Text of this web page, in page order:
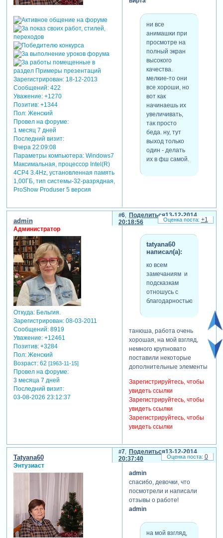
Зарегистрирован: 18-12-2013
Сообщений:422
Уважение: +1270
Позитив: +1344
Пол:Женский
Провел на форуме:
1 месяц 7 дней
Последний визит:
Вчера 22:09:08
Параметры компьютера:Windows7
Максимальная, процессор Intel(R)
4CP4 3.4Hz, установленная память
1,00ГБ, тип системы-32-разрядная,
ProShow Produser 5 версия
ни все
анимашки при
просмотре на
полный экран
высокого
качества.
мелкие-то они
все хороши, но
вот как
начинаешь их
увеличивать,
так просто
беда. ну, тут
выход только
один - делать
их в фш самой.
анимашки плохого качества
и на следующий раз
попробую сделать сама,
как-то не додумала.
kochlana
тань, я
правильно
поняла задумку,
на 0.32 песик с
подарками как
если да, то
может чуть
скорректировать
расположения
фото и зайца,
скакал у
зайчика на
макушке?
на голове зайца танцует,
переделаем. спасибо за
татьяна55
вот только бы
фоточки внучка
Поделиться
6
13-12-2014
20:18:56
admin
Администратор
Откуда:Бельгия.
Зарегистрирован: 08-03-2011
Сообщений:8919
Уважение: +12461
Позитив: +3284
Пол:Женский
Возраст:62 [1963-11-15]
Провел на форуме:
3 месяца 7 дней
Последний визит:
03-08-2026 23:12:37
tatyana60
написал(а):
ко всем
замечаниям и
подсказкам
отношусь с
благодарностью.
танюша, работа очень
хорошая, на мой взгляд,
немного крупновато
поставили некоторые
дополнительные элементы
Зарегистрируйтесь, чтобы
увидеть ссылки
Зарегистрируйтесь, чтобы
увидеть ссылки
Зарегистрируйтесь, чтобы
увидеть ссылки
+1
Поделиться
7
13-12-2014
20:37:40
Tatyana60
Энтузиаст
admin
спасибо, девочки, что
посмотрели и написали
отзывы о работе!
admin
на мой взгляд,
0